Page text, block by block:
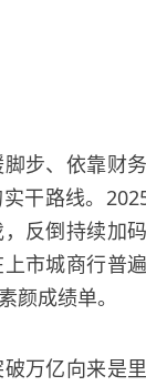
步、依靠财
干路线。
反倒持续加
市城商行普
颜成绩单。
万亿向来是